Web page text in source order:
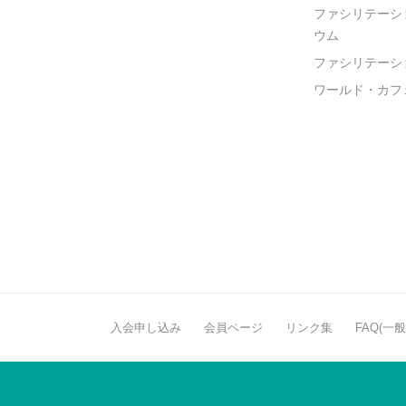
ファシリテー
ウム
ファシリテー
ワールド・カフ
入会申し込み 会員ページ リンク集 FAQ(一